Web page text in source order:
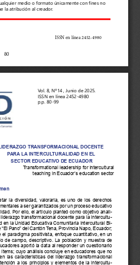
medio o formato únicamente con fines no
la atribución al creador.
ISSN en línea 2452-4980
80
Vol. 8, Nº14 , Junio de 2025.
ISSN en línea 2452-4980
p.p. 80-99
TRANSFORMACIONAL DOCENTE
PARA LA INTERCULTURALIDAD EN EL
SECTOR EDUCATIVO DE ECUADOR
Transformational leadership for intercultural
teaching in Ecuador’s education sector
la  diversidad,  valorarla,  es  uno  de  los  derechos
a ser garantizados por un proceso educativo
Por ello, el artículo planteó como objetivo anali-
liderazgo transformacional docente para la intercultu-
en la Unidad Educativa Comunitaria Intercultural Bi-
“El Pano” del Cantón Tena, Provincia Napo, Ecuador;
el paradigma positivista, enfoque cuantitativo, en un
de  campo,  descriptivo.  La  población  y  muestra  de
aportó la data al responder un cuestionario
ítems; cuyo análisis concluye en educadores que no
las  características  del  liderazgo  transformacional
a  los  principios  y  elementos  de  la  intercultu-